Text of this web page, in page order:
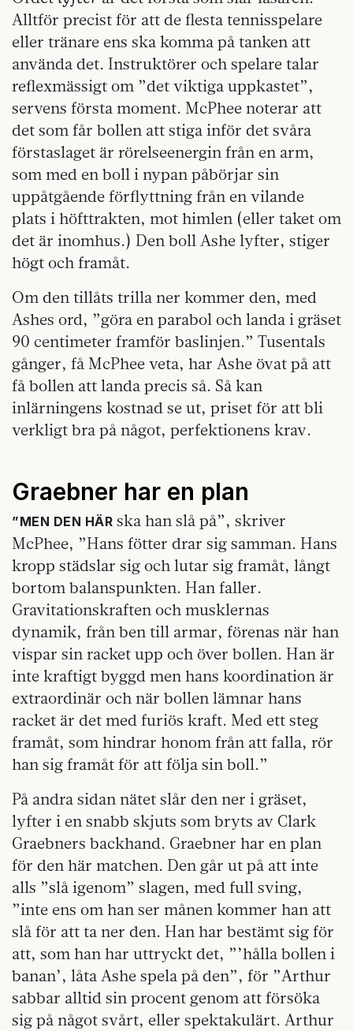
Alltför precist för att de flesta tennisspelare
eller tränare ens ska komma på tanken att
använda det. Instruktörer och spelare talar
reflexmässigt om ”det viktiga uppkastet”,
servens första moment. McPhee noterar att
det som får bollen att stiga inför det svåra
förstaslaget är rörelseenergin från en arm,
som med en boll i nypan påbörjar sin
uppåtgående förflyttning från en vilande
plats i höfttrakten, mot himlen (eller taket om
det är inomhus.) Den boll Ashe lyfter, stiger
högt och framåt.
Om den tillåts trilla ner kommer den, med
Ashes ord, ”göra en parabol och landa i gräset
90 centimeter framför baslinjen.” Tusentals
gånger, få McPhee veta, har Ashe övat på att
få bollen att landa precis så. Så kan
inlärningens kostnad se ut, priset för att bli
verkligt bra på något, perfektionens krav.
Graebner har en plan
”MEN DEN HÄR ska han slå på”, skriver
McPhee, ”Hans fötter drar sig samman. Hans
kropp städslar sig och lutar sig framåt, långt
bortom balanspunkten. Han faller.
Gravitationskraften och musklernas
dynamik, från ben till armar, förenas när han
vispar sin racket upp och över bollen. Han är
inte kraftigt byggd men hans koordination är
extraordinär och när bollen lämnar hans
racket är det med furiös kraft. Med ett steg
framåt, som hindrar honom från att falla, rör
han sig framåt för att följa sin boll.”
På andra sidan nätet slår den ner i gräset,
lyfter i en snabb skjuts som bryts av Clark
Graebners backhand. Graebner har en plan
för den här matchen. Den går ut på att inte
alls ”slå igenom” slagen, med full sving,
”inte ens om han ser månen kommer han att
slå för att ta ner den. Han har bestämt sig för
att, som han har uttryckt det, ”’hålla bollen i
banan’, låta Ashe spela på den”, för ”Arthur
sabbar alltid sin procent genom att försöka
sig på något svårt, eller spektakulärt. Arthur